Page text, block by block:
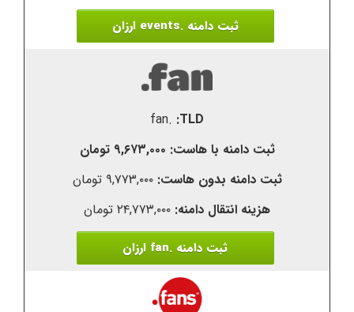
ثبت دامنه .events ارزان
.fan
۹,۶۷۳,۰۰۰ تومان
۹,۷۷۳,۰۰۰ تومان
۲۴,۷۷۳,۰۰۰ تومان
ثبت دامنه .fan ارزان